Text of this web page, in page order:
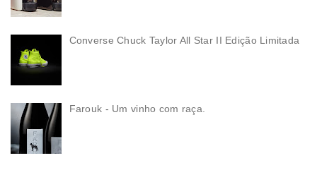
Converse Chuck Taylor All Star II Edição Limitada
Farouk - Um vinho com raça.